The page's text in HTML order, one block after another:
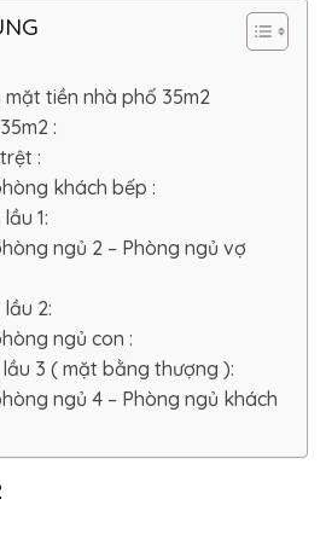
mặt tiền nhà phố 35m2
:
:
khách bếp :
1:
ngủ 2 – Phòng ngủ vợ
2:
ngủ con :
3 ( mặt bằng thượng ):
ngủ 4 – Phòng ngủ khách